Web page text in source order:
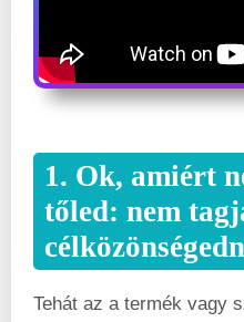
1. Ok, amiért
tőled: nem
Tehát az a termék vagy